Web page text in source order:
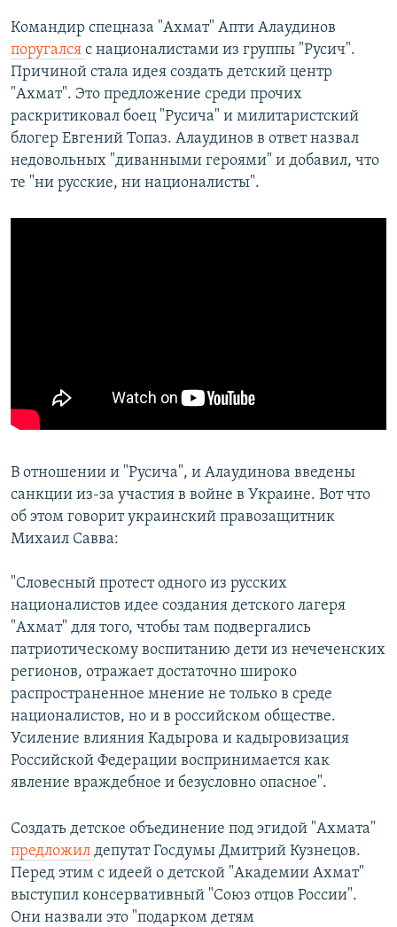
Командир спецназа "Ахмат" Апти Алаудинов
поругался с националистами из группы "Русич".
Причиной стала идея создать детский центр
"Ахмат". Это предложение среди прочих
раскритиковал боец "Русича" и милитаристский
блогер Евгений Топаз. Алаудинов в ответ назвал
недовольных "диванными героями" и добавил, что
те "ни русские, ни националисты".
В отношении и "Русича", и Алаудинова введены
санкции из-за участия в войне в Украине. Вот что
об этом говорит украинский правозащитник
Михаил Савва:
"Словесный протест одного из русских
националистов идее создания детского лагеря
"Ахмат" для того, чтобы там подвергались
патриотическому воспитанию дети из нечеченских
регионов, отражает достаточно широко
распространенное мнение не только в среде
националистов, но и в российском обществе.
Усиление влияния Кадырова и кадыровизация
Российской Федерации воспринимается как
явление враждебное и безусловно опасное".
Создать детское объединение под эгидой "Ахмата"
предложил депутат Госдумы Дмитрий Кузнецов.
Перед этим с идеей о детской "Академии Ахмат"
выступил консервативный "Союз отцов России".
Они назвали это "подарком детям